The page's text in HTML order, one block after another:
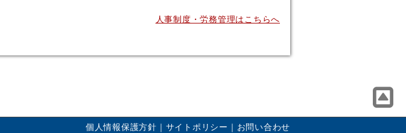
人事制度・労務管理はこちらへ
個人情報保護方針 ｜ サイトポリシー ｜ お問い合わせ